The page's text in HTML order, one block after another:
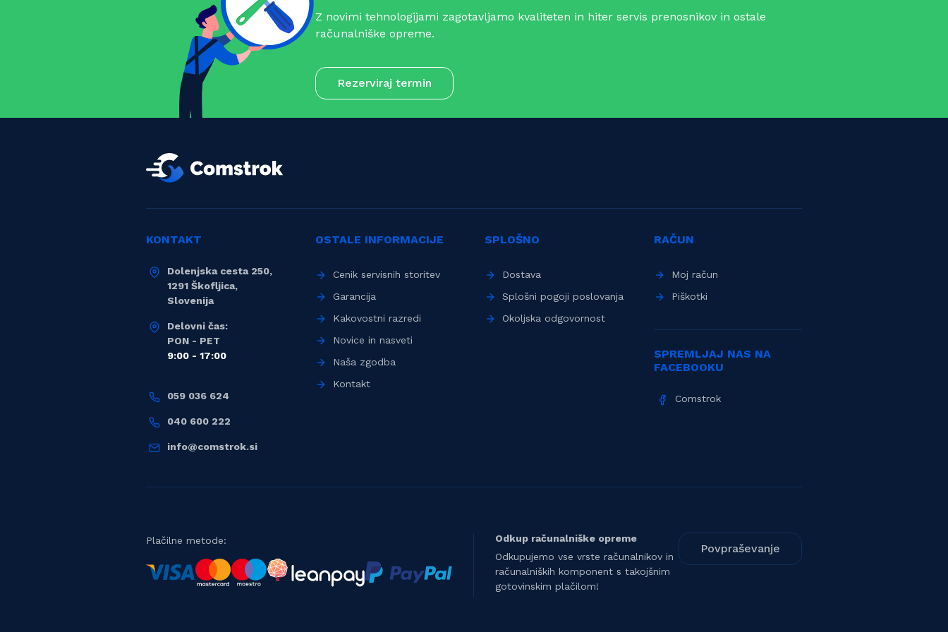
Z novimi tehnologijami zagotavljamo kvaliteten in hiter servis prenosnikov in ostale
računalniške opreme.
Rezerviraj termin
KONTAKT
Dolenjska cesta 250,
1291 Škofljica,
Slovenija
Delovni čas:
PON - PET
9:00 - 17:00
059 036 624
040 600 222
info@comstrok.si
OSTALE INFORMACIJE
Cenik servisnih storitev
Garancija
Kakovostni razredi
Novice in nasveti
Naša zgodba
Kontakt
SPLOŠNO
Dostava
Splošni pogoji poslovanja
Okoljska odgovornost
RAČUN
Moj račun
Piškotki
SPREMLJAJ NAS NA
FACEBOOKU
Comstrok
Plačilne metode:
Odkup računalniške opreme
Odkupujemo vse vrste računalnikov in
računalniških komponent s takojšnim
gotovinskim plačilom!
Povpraševanje